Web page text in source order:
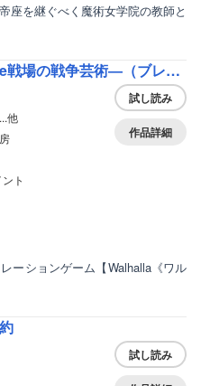
座を継ぐべく魔術女学院の教師と
【Walhalla（ワルハラ）】―e戦場の戦争芸術―（ブレイブ文庫）
他
ト
試し読み
作品詳細
ーションゲーム【Walhalla《ワル
試し読み